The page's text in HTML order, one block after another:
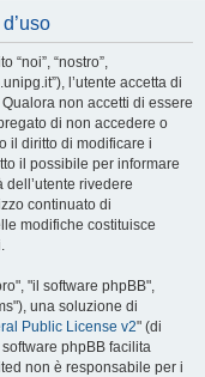
“noi”, “nostro”,
l’utente accetta di
non accetti di essere
di non accedere o
il diritto di modificare i
il possibile per informare
dell’utente rivedere
continuato di
modifiche costituisce
"il software phpBB",
una soluzione di
Public License v2" (di
software phpBB facilita
non è responsabile per i